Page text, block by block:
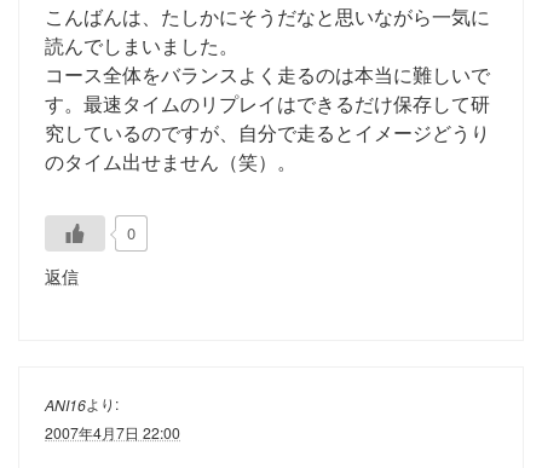
こんばんは、たしかにそうだなと思いながら一気に
読んでしまいました。
コース全体をバランスよく走るのは本当に難しいで
す。最速タイムのリプレイはできるだけ保存して研
究しているのですが、自分で走るとイメージどうり
のタイム出せません（笑）。
0
返信
ANI16より:
2007年4月7日 22:00